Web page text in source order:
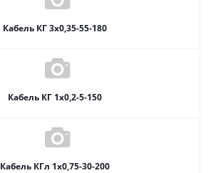
Кабель КГ 3х0,35-55-180
Кабель КГ 1х0,2-5-150
Кабель КГл 1х0,75-30-200